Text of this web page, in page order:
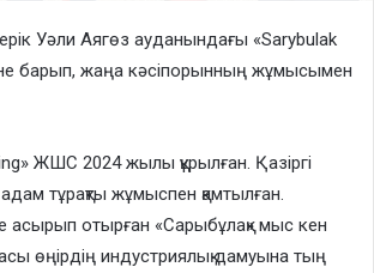
Уәли Аягөз ауданындағы «Sarybulak
барып, жаңа кәсіпорынның жұмысымен
ЖШС 2024 жылы құрылған. Қазіргі
тұрақты жұмыспен қамтылған.
асырып отырған «Сарыбұлақ» мыс кен
өңірдің индустриялық дамуына тың